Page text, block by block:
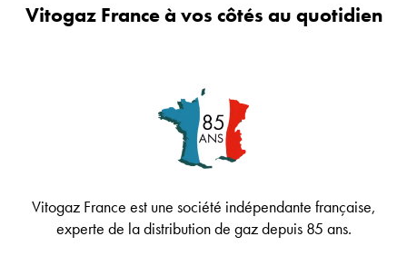
Vitogaz France à vos côtés au quotidien
Vitogaz France est une société indépendante française,
experte de la distribution de gaz depuis 85 ans.